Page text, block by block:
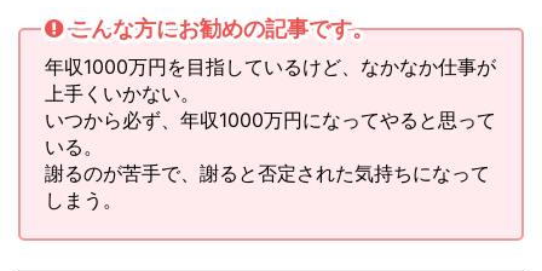
こんな方にお勧めの記事です。
年収1000万円を目指しているけど、なかなか仕事が
上手くいかない。
いつから必ず、年収1000万円になってやると思って
いる。
謝るのが苦手で、謝ると否定された気持ちになって
しまう。